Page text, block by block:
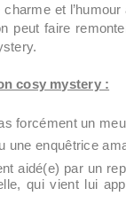
charme et
peut faire
cosy mystery :
forcément un
une enquêtrice
aidé(e) par un
qui vient lui